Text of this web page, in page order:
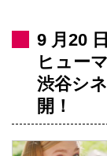
9 月20
ヒュー
渋谷シ
開！